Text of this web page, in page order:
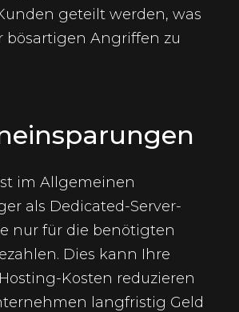
geteilt werden, was
bösartigen Angriffen zu
im Allgemeinen
als Dedicated-Server-
nur für die benötigten
Dies kann Ihre
Kosten reduzieren
langfristig Geld